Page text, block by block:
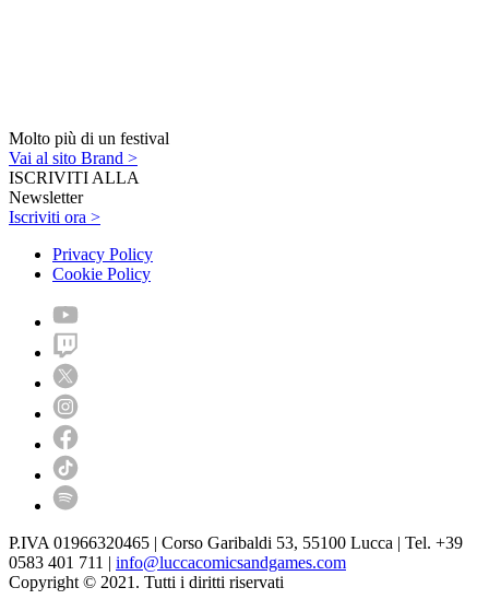
Molto più di un festival
Vai al sito Brand >
ISCRIVITI ALLA
Newsletter
Iscriviti ora >
Privacy Policy
Cookie Policy
P.IVA 01966320465 | Corso Garibaldi 53, 55100 Lucca | Tel. +39
0583 401 711 | info@luccacomicsandgames.com
Copyright © 2021. Tutti i diritti riservati